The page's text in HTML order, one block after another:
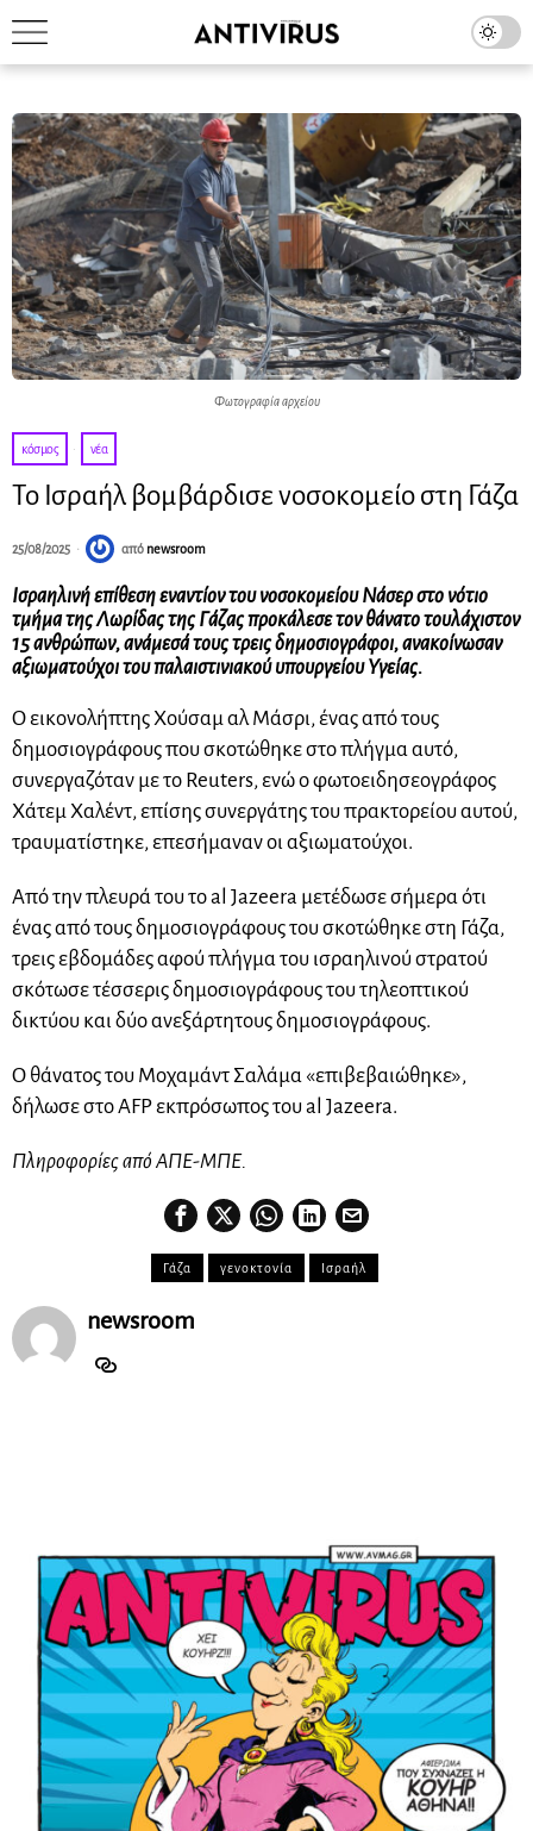
Φωτογραφία αρχείου
κόσμος · νέα
Το Ισραήλ βομβάρδισε νοσοκομείο στη Γάζα
25/08/2025 από newsroom
Ισραηλινή επίθεση εναντίον του νοσοκομείου Νάσερ στο νότιο
τμήμα της Λωρίδας της Γάζας προκάλεσε τον θάνατο τουλάχιστον
15 ανθρώπων, ανάμεσά τους τρεις δημοσιογράφοι, ανακοίνωσαν
αξιωματούχοι του παλαιστινιακού υπουργείου Υγείας.
Ο εικονολήπτης Χούσαμ αλ Μάσρι, ένας από τους
δημοσιογράφους που σκοτώθηκε στο πλήγμα αυτό,
συνεργαζόταν με το Reuters, ενώ ο φωτοειδησεογράφος
Χάτεμ Χαλέντ, επίσης συνεργάτης του πρακτορείου αυτού,
τραυματίστηκε, επεσήμαναν οι αξιωματούχοι.
Από την πλευρά του το al Jazeera μετέδωσε σήμερα ότι
ένας από τους δημοσιογράφους του σκοτώθηκε στη Γάζα,
τρεις εβδομάδες αφού πλήγμα του ισραηλινού στρατού
σκότωσε τέσσερις δημοσιογράφους του τηλεοπτικού
δικτύου και δύο ανεξάρτητους δημοσιογράφους.
Ο θάνατος του Μοχαμάντ Σαλάμα «επιβεβαιώθηκε»,
δήλωσε στο AFP εκπρόσωπος του al Jazeera.
Πληροφορίες από ΑΠΕ-ΜΠΕ.
Γάζα γενοκτονία Ισραήλ
newsroom